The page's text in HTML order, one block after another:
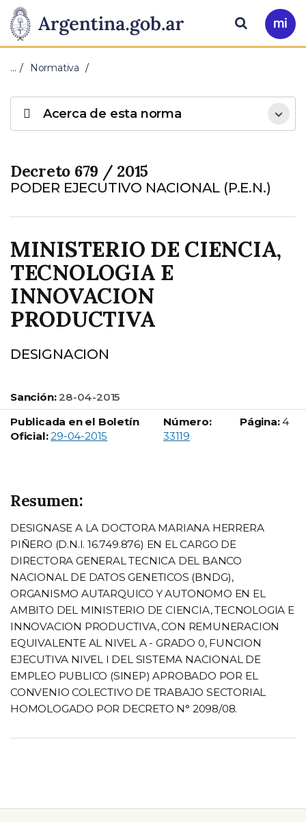
Presidencia
de
Nación
Pasar al contenido principal
Ir
a
Buscar
… Normativa
Decreto 679 / 2015
PODER EJECUTIVO NACIONAL (P.E.N.)
MINISTERIO DE CIENCIA,
TECNOLOGIA E
INNOVACION
PRODUCTIVA
DESIGNACION
Sanción: 28-04-2015
Publicada en el Boletín
Oficial: 29-04-2015
Número:
Boletín Oficial número:
33119
Página: 4
Resumen:
DESIGNASE A LA DOCTORA MARIANA HERRERA
PIÑERO (D.N.I. 16.749.876) EN EL CARGO DE
DIRECTORA GENERAL TECNICA DEL BANCO
NACIONAL DE DATOS GENETICOS (BNDG),
ORGANISMO AUTARQUICO Y AUTONOMO EN EL
AMBITO DEL MINISTERIO DE CIENCIA, TECNOLOGIA E
INNOVACION PRODUCTIVA, CON REMUNERACION
EQUIVALENTE AL NIVEL A - GRADO 0, FUNCION
EJECUTIVA NIVEL I DEL SISTEMA NACIONAL DE
EMPLEO PUBLICO (SINEP) APROBADO POR EL
CONVENIO COLECTIVO DE TRABAJO SECTORIAL
HOMOLOGADO POR DECRETO N° 2098/08.
Acerca de esta norma